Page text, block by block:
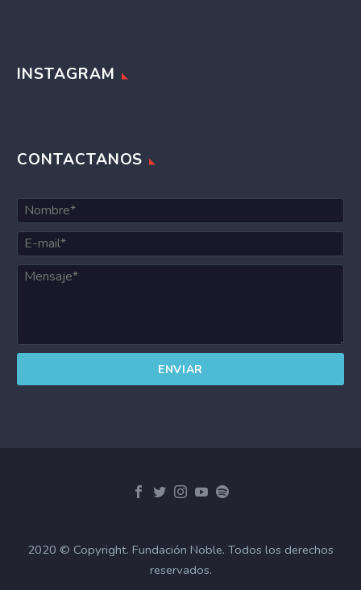
INSTAGRAM
CONTACTANOS
2020 © Copyright. Fundación Noble. Todos los derechos
reservados.